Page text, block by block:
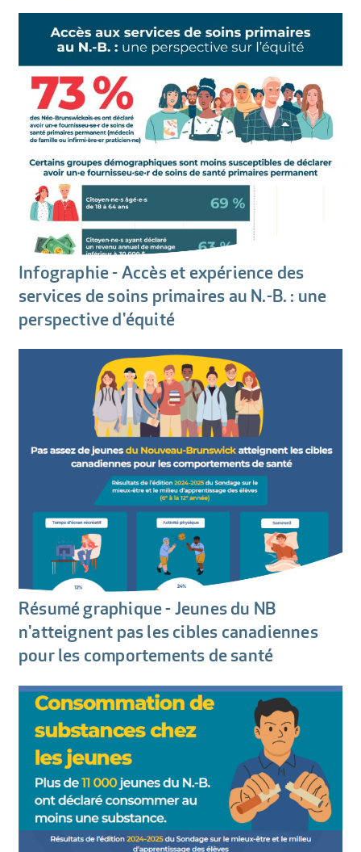
Infographie - Accès et expérience des
services de soins primaires au N.-B. : une
perspective d'équité
Résumé graphique - Jeunes du NB
n'atteignent pas les cibles canadiennes
pour les comportements de santé